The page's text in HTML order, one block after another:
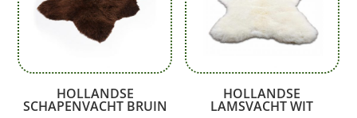
HOLLANDSE
SCHAPENVACHT BRUIN
HOLLANDSE
LAMSVACHT WIT